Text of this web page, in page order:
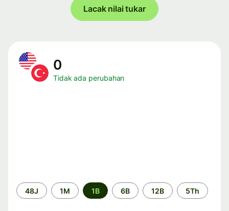
Lacak nilai tukar
0
Tidak ada perubahan
Periode
waktu
48J 1M 1B 6B 12B 5Th